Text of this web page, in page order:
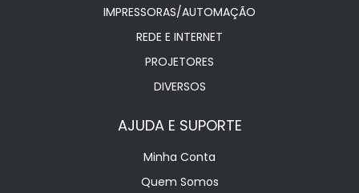
IMPRESSORAS/AUTOMAÇÃO
REDE E INTERNET
PROJETORES
DIVERSOS
AJUDA E SUPORTE
Minha Conta
Quem Somos